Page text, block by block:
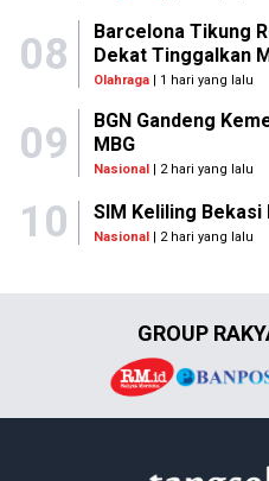
08
Barcelona Tikung
Dekat Tinggalkan
Olahraga| 1 hari yang lalu
09
BGN Gandeng
MBG
Nasional| 2 hari yang lalu
10 SIM Keliling
Nasional | 2 hari yang lalu
GROUP